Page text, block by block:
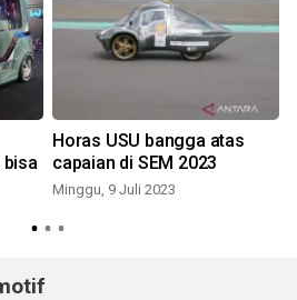
bisa
Horas USU bangga atas
capaian di SEM 2023
Minggu, 9 Juli 2023